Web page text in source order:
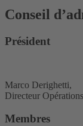
Conseil
Président
Marco Derighetti,
Directeur
Membres